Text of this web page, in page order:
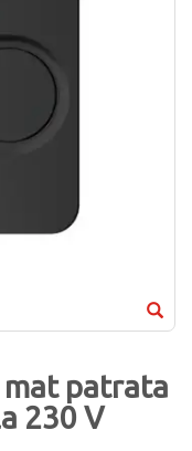
mat patrata
230 V